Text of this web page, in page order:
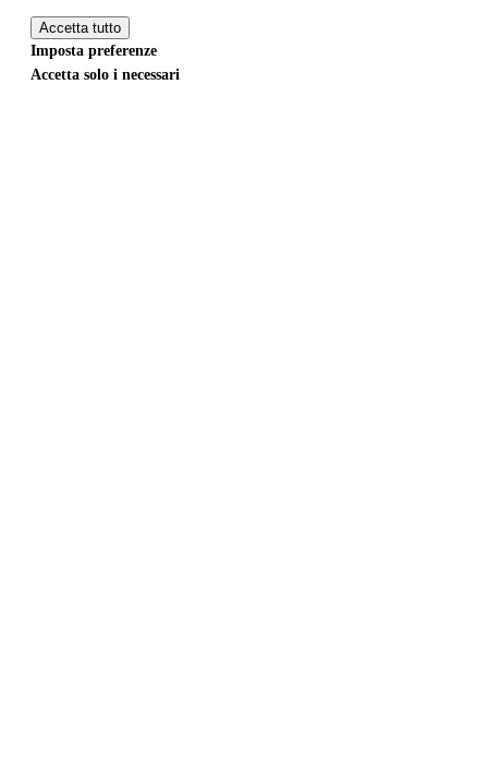
Accetta tutto
Imposta preferenze
Accetta solo i necessari